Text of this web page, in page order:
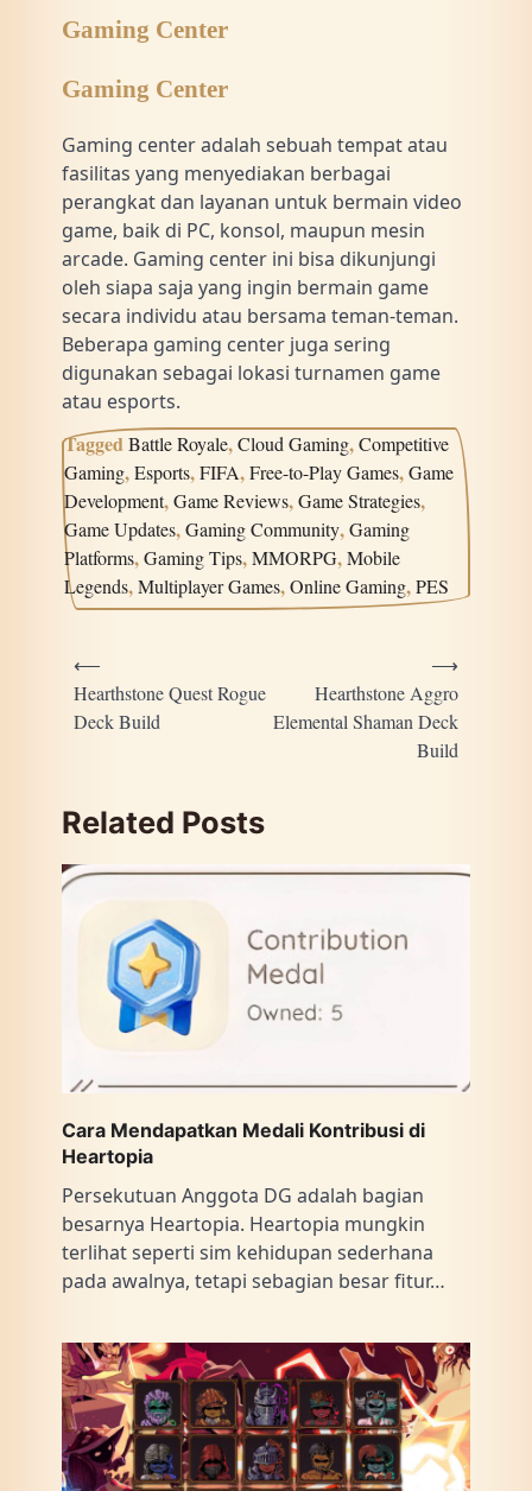
Gaming Center
Gaming Center
Gaming center adalah sebuah tempat atau
fasilitas yang menyediakan berbagai
perangkat dan layanan untuk bermain video
game, baik di PC, konsol, maupun mesin
arcade. Gaming center ini bisa dikunjungi
oleh siapa saja yang ingin bermain game
secara individu atau bersama teman-teman.
Beberapa gaming center juga sering
digunakan sebagai lokasi turnamen game
atau esports.
TaggedBattle Royale,Cloud Gaming,Competitive
Gaming,Esports,FIFA,Free-to-Play Games,Game
Development,Game Reviews,Game Strategies,
Game Updates,Gaming Community,Gaming
Platforms,Gaming Tips,MMORPG,Mobile
Legends,Multiplayer Games,Online Gaming,PES
navigation
⟵
Hearthstone Quest Rogue
Deck Build
Hearthstone Aggro
Elemental Shaman Deck
Build
⟶
Related Posts
Cara Mendapatkan Medali Kontribusi di
Heartopia
Persekutuan Anggota DG adalah bagian
besarnya Heartopia. Heartopia mungkin
terlihat seperti sim kehidupan sederhana
pada awalnya, tetapi sebagian besar fitur…